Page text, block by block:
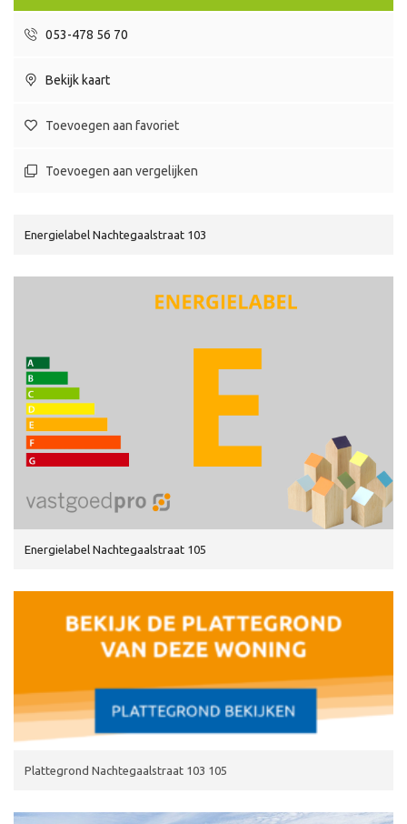
053-478 56 70
Bekijk kaart
Toevoegen aan favoriet
Toevoegen aan vergelijken
Energielabel Nachtegaalstraat 103
Energielabel Nachtegaalstraat 105
Plattegrond Nachtegaalstraat 103 105